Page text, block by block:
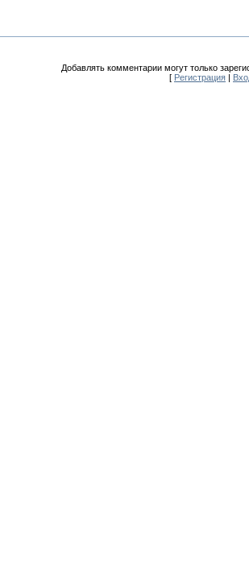
Добавлять комментарии могут только
[ Регистрация |